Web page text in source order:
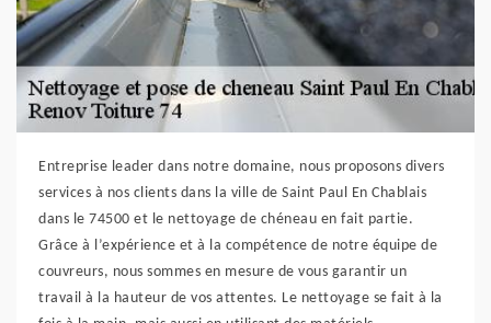
Entreprise leader dans notre domaine, nous proposons divers
services à nos clients dans la ville de Saint Paul En Chablais
dans le 74500 et le nettoyage de chéneau en fait partie.
Grâce à l’expérience et à la compétence de notre équipe de
couvreurs, nous sommes en mesure de vous garantir un
travail à la hauteur de vos attentes. Le nettoyage se fait à la